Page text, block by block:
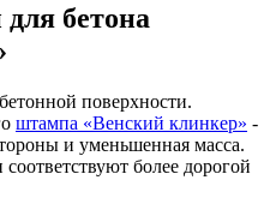
бетона
поверхности.
штампа «Венский клинкер» -
и уменьшенная масса.
более дорогой